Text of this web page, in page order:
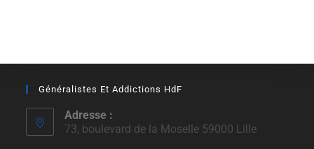
Généralistes Et Addictions HdF
Adresse :
73, boulevard de la Moselle 59000 Lille